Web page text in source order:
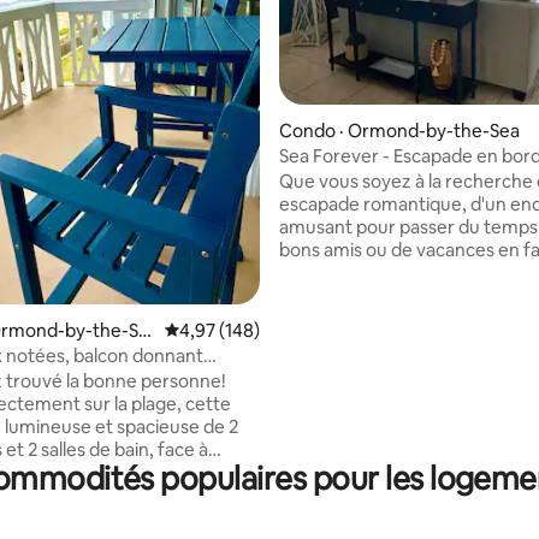
5, 144 commentaires
by-the-Se
Note moyenne de 4,97 sur 5, 148
4,97 (148)
notées, balcon donnant
sur l'océan, piscine, vues
trouvé la bonne personne!
sur la plage, cette
et spacieuse de 2
2 salles de bain, face à
l'endroit idéal pour votre
Réveillez-vous avec une vue
Condo · Ormond-by-the-Sea
Sea Forever - Escapade en
Ormond Beach
Que vous soyez à la recherche
escapade romantique, d'un
amusant pour passer du
bons amis ou de vacances en
Profitez des levers de soleil les
spectaculaires de la côte est. Réservez
populaires pour les